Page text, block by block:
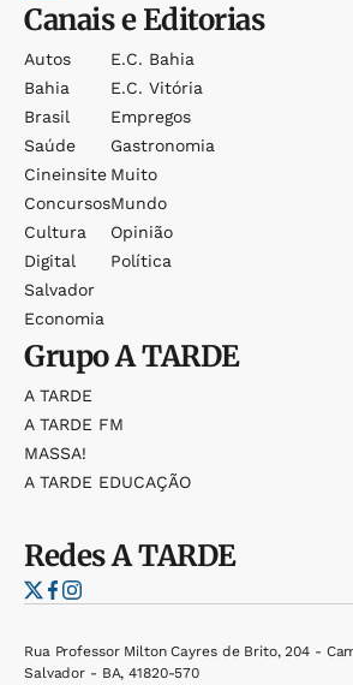
Canais e Editorias
Autos
Bahia
Brasil
Saúde
Cineinsite
Concursos
Cultura
Digital
Salvador
Economia
E.c. Bahia
E.c. Vitória
Empregos
Gastronomia
Muito
Mundo
Opinião
Política
GrupoA TARDE
A TARDE
A TARDE FM
MASSA!
A TARDE EDUCAÇÃO
RedesA TARDE
Rua Professor Milton Cayres de Brito, 204 -
Salvador - BA, 41820-570